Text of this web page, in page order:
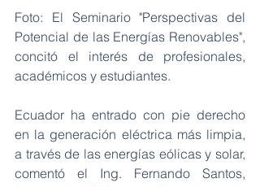
Foto: El Seminario "Perspectivas del
Potencial de las Energías Renovables",
concitó el interés de profesionales,
académicos y estudiantes.
Ecuador ha entrado con pie derecho
en la generación eléctrica más limpia,
a través de las energías eólicas y solar,
comentó el Ing. Fernando Santos,